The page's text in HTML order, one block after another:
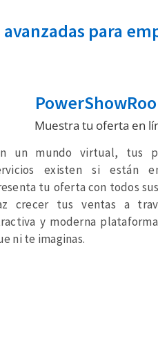
para
Muestra tu oferta en
un mundo virtual, tus
existen si están
tu oferta con todos
crecer tus ventas a
y moderna
ni te imaginas.